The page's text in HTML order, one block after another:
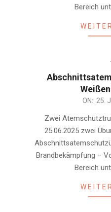
Bereich
ON: 25.
Zwei
25.06.2025 zwei
Brandbekämpfung –
Bereich